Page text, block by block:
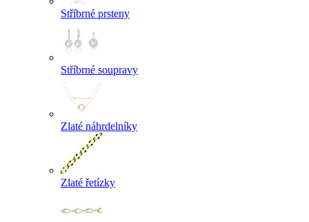
Stříbrné prsteny
Stříbrné soupravy
Zlaté náhrdelníky
Zlaté řetízky